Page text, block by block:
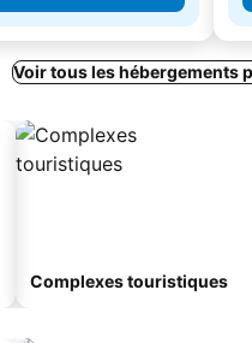
Voir tous les hébergements
Complexes touristiques